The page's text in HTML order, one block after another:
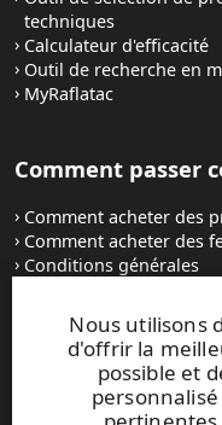
Nous utilisons
d'offrir la
possible et
techniques
Calculateur d'efficacité
Outil de recherche en
MyRaflatac
Comment passer
Comment acheter des
Comment acheter des
Conditions générales
Sites Internet et
UPM Raflatac